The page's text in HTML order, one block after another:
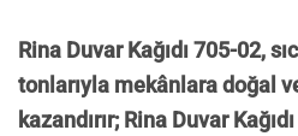
Rina Duvar Kağıdı 705-02,
tonlarıyla mekânlara doğal
kazandırır; Rina Duvar